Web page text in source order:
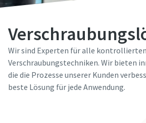
Wir sind Experten für alle kontrollierten
Verschraubungstechniken. Wir bieten
die die Prozesse unserer Kunden
beste Lösung für jede Anwendung.